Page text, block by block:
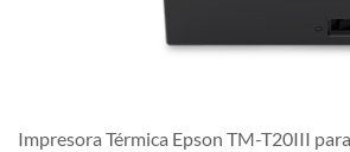
Impresora Térmica Epson TM-T20III